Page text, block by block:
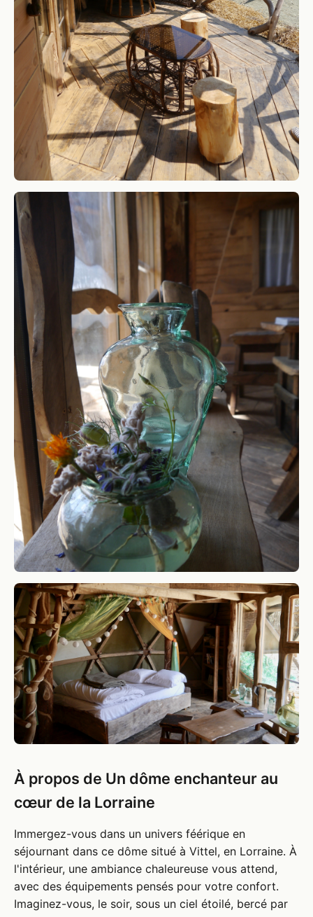
À propos de Un dôme enchanteur au
cœur de la Lorraine
Immergez-vous dans un univers féérique en
séjournant dans ce dôme situé à Vittel, en Lorraine. À
l'intérieur, une ambiance chaleureuse vous attend,
avec des équipements pensés pour votre confort.
Imaginez-vous, le soir, sous un ciel étoilé, bercé par